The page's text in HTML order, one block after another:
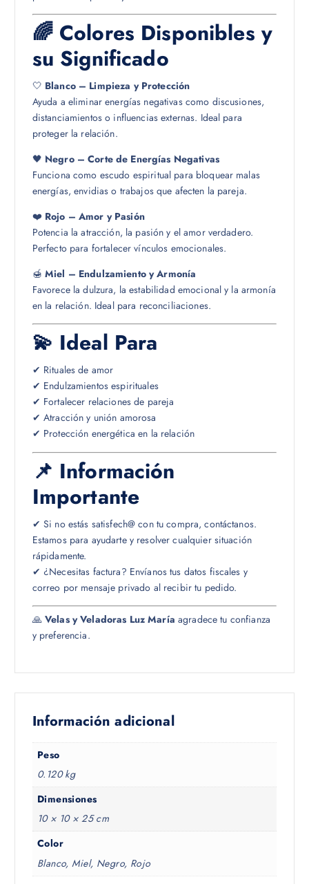
🌈 Colores Disponibles y
su Significado
🤍 Blanco – Limpieza y Protección
Ayuda a eliminar energías negativas como discusiones,
distanciamientos o influencias externas. Ideal para
proteger la relación.
🖤 Negro – Corte de Energías Negativas
Funciona como escudo espiritual para bloquear malas
energías, envidias o trabajos que afecten la pareja.
❤️ Rojo – Amor y Pasión
Potencia la atracción, la pasión y el amor verdadero.
Perfecto para fortalecer vínculos emocionales.
🍯Miel – Endulzamiento y Armonía
Favorece la dulzura, la estabilidad emocional y la armonía
en la relación. Ideal para reconciliaciones.
💫 Ideal Para
✔ Rituales de amor
✔ Endulzamientos espirituales
✔ Fortalecer relaciones de pareja
✔ Atracción y unión amorosa
✔ Protección energética en la relación
📌 Información
Importante
✔ Si no estás satisfech@ con tu compra, contáctanos.
Estamos para ayudarte y resolver cualquier situación
rápidamente.
✔ ¿Necesitas factura? Envíanos tus datos fiscales y
correo por mensaje privado al recibir tu pedido.
🙏Velas y Veladoras Luz María agradece tu confianza
y preferencia.
Información adicional
Peso
0.120 kg
Dimensiones
10 × 10 × 25 cm
Color
Blanco, Miel, Negro, Rojo